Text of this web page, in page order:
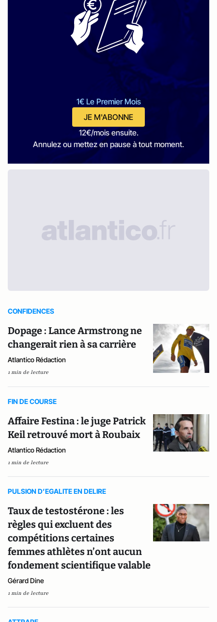
1€ Le Premier Mois
JE M'ABONNE
12€/mois ensuite.
Annulez ou mettez en pause à tout moment.
CONFIDENCES
Dopage : Lance Armstrong ne
changerait rien à sa carrière
Atlantico Rédaction
1 min de lecture
FIN DE COURSE
Affaire Festina : le juge Patrick
Keil retrouvé mort à Roubaix
Atlantico Rédaction
1 min de lecture
PULSION D’EGALITE EN DELIRE
Taux de testostérone : les
règles qui excluent des
compétitions certaines
femmes athlètes n’ont aucun
fondement scientifique valable
Gérard Dine
1 min de lecture